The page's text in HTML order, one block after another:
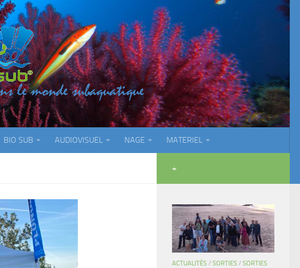
BIO SUB AUDIOVISUEL NAGE MATERIEL
+
ACTUALITÉS / SORTIES / SORTIES